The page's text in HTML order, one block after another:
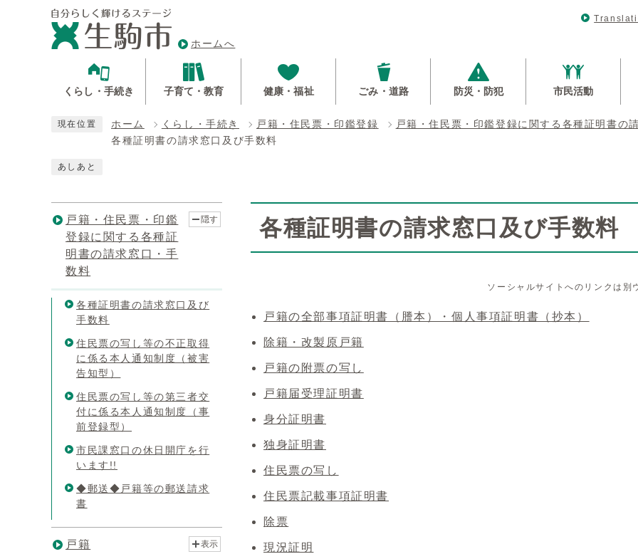
ホームへ
くらし・手続き 子育て・教育 健康・福祉 ごみ・道路 防災・防犯 市民活動
現在位置 ホーム くらし・手続き 戸籍・住民票・印鑑登録
戸籍・住民票・印鑑登録に関する各種証明書の
各種証明書の請求窓口及び手数料
あしあと
各種証明書の請求窓口及び手数料
ソーシャルサイトへのリンクは別
戸籍の全部事項証明書（謄本）・個人事項証明書（抄本）
除籍・改製原戸籍
戸籍の附票の写し
戸籍届受理証明書
身分証明書
独身証明書
住民票の写し
住民票記載事項証明書
除票
現況証明
戸籍・住民票・印鑑
登録に関する各種証
明書の請求窓口・手
数料
隠す
各種証明書の請求窓口及び
手数料
住民票の写し等の不正取得
に係る本人通知制度（被害
告知型）
住民票の写し等の第三者交
付に係る本人通知制度（事
前登録型）
市民課窓口の休日開庁を行
います!!
◆郵送◆戸籍等の郵送請求
書
戸籍 表示